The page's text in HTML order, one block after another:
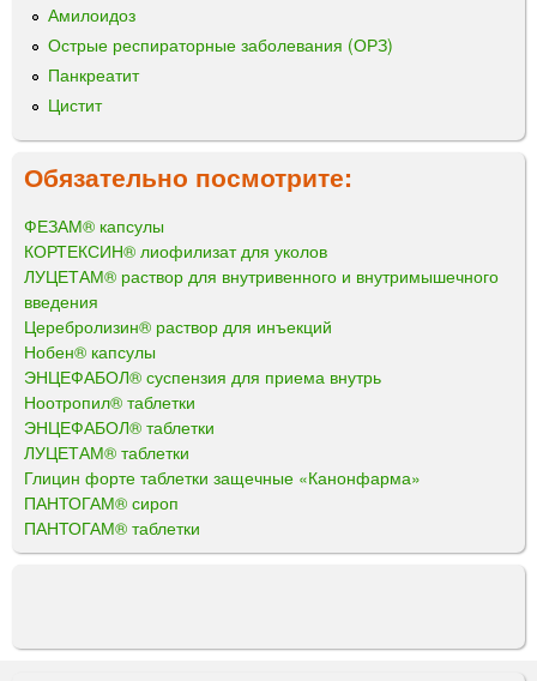
Амилоидоз
Острые респираторные заболевания (ОРЗ)
Панкреатит
Цистит
Обязательно посмотрите:
ФЕЗАМ® капсулы
КОРТЕКСИН® лиофилизат для уколов
ЛУЦЕТАМ® раствор для внутривенного и внутримышечного
введения
Церебролизин® раствор для инъекций
Нобен® капсулы
ЭНЦЕФАБОЛ® суспензия для приема внутрь
Ноотропил® таблетки
ЭНЦЕФАБОЛ® таблетки
ЛУЦЕТАМ® таблетки
Глицин форте таблетки защечные «Канонфарма»
ПАНТОГАМ® сироп
ПАНТОГАМ® таблетки